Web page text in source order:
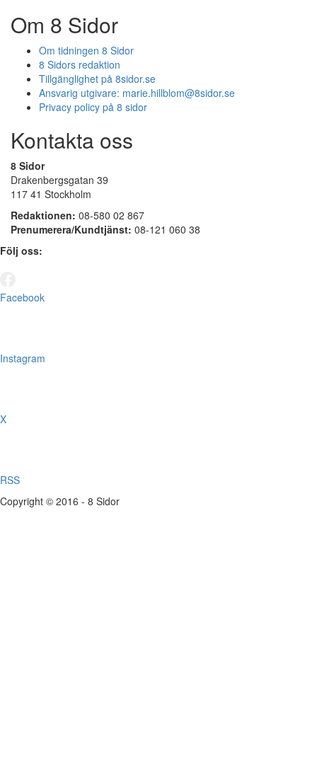
Om 8 Sidor
Om tidningen 8 Sidor
8 Sidors redaktion
Tillgänglighet på 8sidor.se
Ansvarig utgivare: marie.hillblom@8sidor.se
Privacy policy på 8 sidor
Kontakta oss
8 Sidor
Drakenbergsgatan 39
117 41 Stockholm
Redaktionen: 08-580 02 867
Prenumerera/Kundtjänst: 08-121 060 38
Följ oss:
Facebook
Instagram
X
RSS
Copyright © 2016 - 8 Sidor